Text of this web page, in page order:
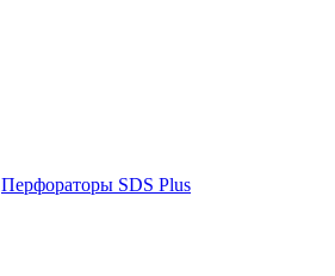
Перфораторы SDS Plus